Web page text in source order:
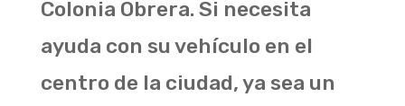
Colonia Obrera. Si necesita
ayuda con su vehículo en el
centro de la ciudad, ya sea un